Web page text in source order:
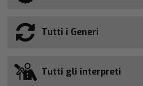
Tutti i Generi
Tutti gli interpreti